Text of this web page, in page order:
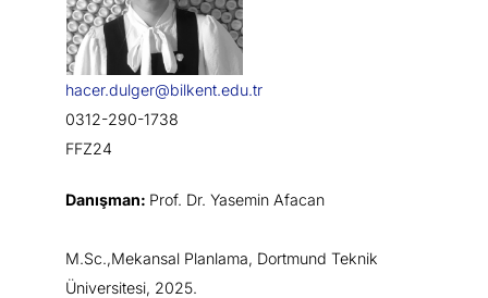
hacer.dulger@bilkent.edu.tr
0312-290-1738
FFZ24
Danışman: Prof. Dr. Yasemin Afacan
M.Sc.,Mekansal Planlama, Dortmund Teknik
Üniversitesi, 2025.